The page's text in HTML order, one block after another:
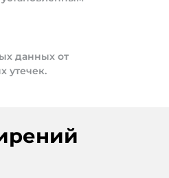
данных от
утечек.